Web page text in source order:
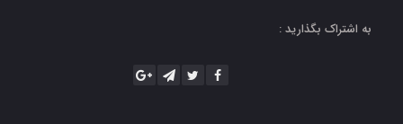
به اشتراک بگذارید :